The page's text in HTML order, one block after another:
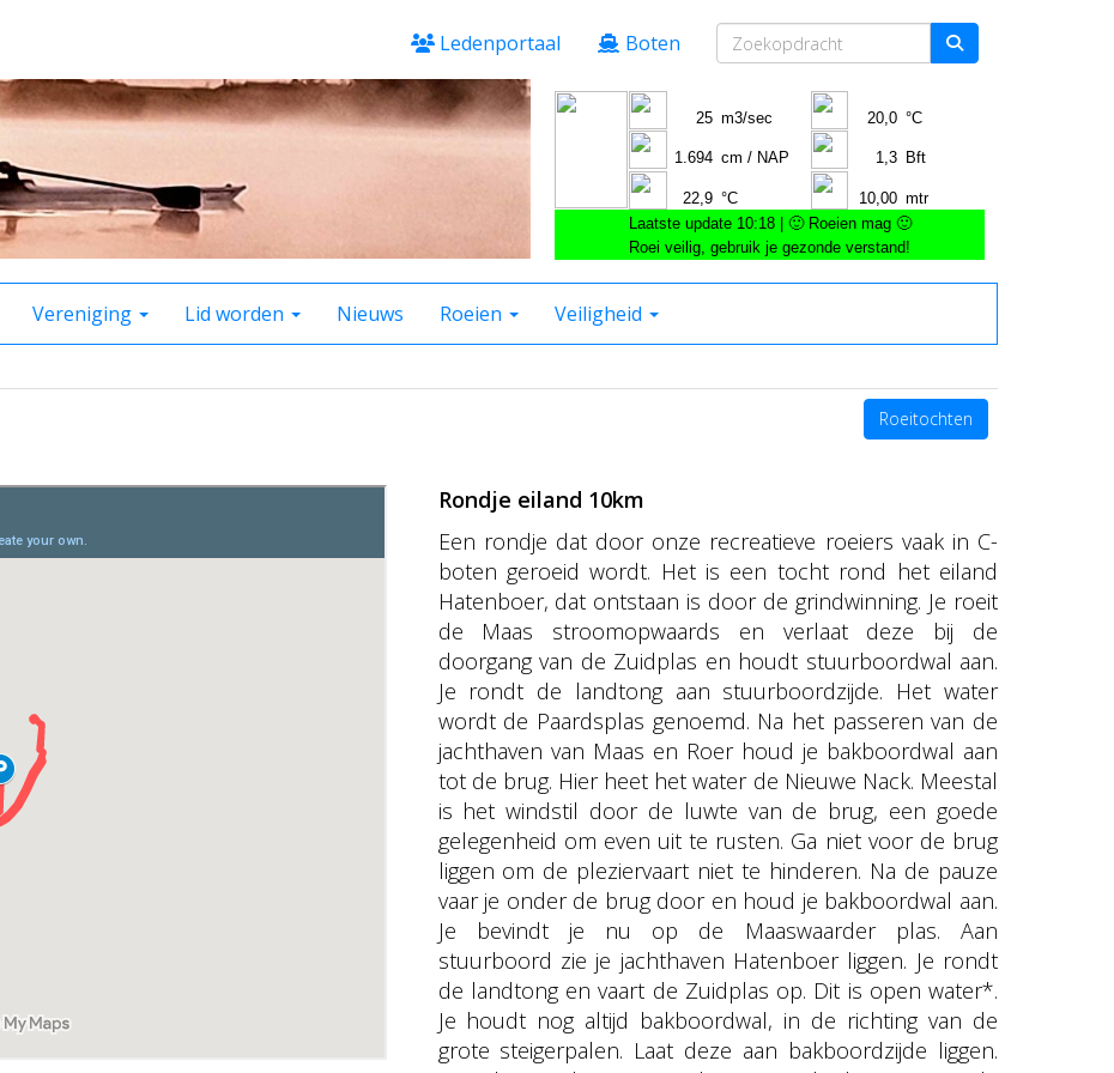
Ledenportaal Boten
Vereniging Lid worden Nieuws Roeien Veiligheid
Roeitochten
Rondje eiland 10km
Een rondje dat door onze recreatieve roeiers vaak in C-
boten geroeid wordt. Het is een tocht rond het eiland
Hatenboer, dat ontstaan is door de grindwinning. Je roeit
de Maas stroomopwaards en verlaat deze bij de
doorgang van de Zuidplas en houdt stuurboordwal aan.
Je rondt de landtong aan stuurboordzijde. Het water
wordt de Paardsplas genoemd. Na het passeren van de
jachthaven van Maas en Roer houd je bakboordwal aan
tot de brug. Hier heet het water de Nieuwe Nack. Meestal
is het windstil door de luwte van de brug, een goede
gelegenheid om even uit te rusten. Ga niet voor de brug
liggen om de pleziervaart niet te hinderen. Na de pauze
vaar je onder de brug door en houd je bakboordwal aan.
Je bevindt je nu op de Maaswaarder plas. Aan
stuurboord zie je jachthaven Hatenboer liggen. Je rondt
de landtong en vaart de Zuidplas op. Dit is open water*.
Je houdt nog altijd bakboordwal, in de richting van de
grote steigerpalen. Laat deze aan bakboordzijde liggen.